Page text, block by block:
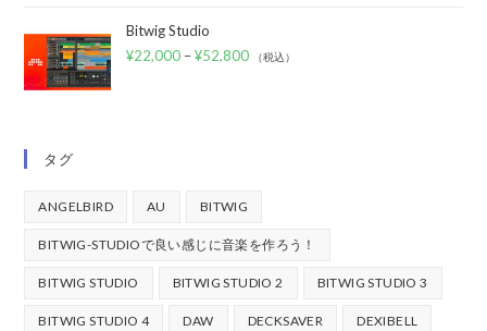
Bitwig Studio
¥22,000 –¥52,800 （税込）
タグ
ANGELBIRD AU BITWIG
BITWIG-STUDIOで良い感じに音楽を作ろう！
BITWIG STUDIO BITWIG STUDIO 2 BITWIG STUDIO 3
BITWIG STUDIO 4 DAW DECKSAVER DEXIBELL